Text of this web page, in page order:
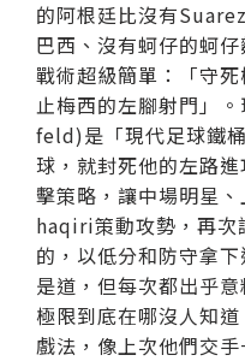
的阿根廷比沒有
巴西、沒有蚵仔的蚵
戰術超級簡單：「守
止梅西的左腳射門」
feld)是「現代足球鐵
球，就封死他的左路
擊策略，讓中場明星
haqiri策動攻勢，再次
的，以低分和防守拿
是道，但每次都出乎
極限到底在哪沒人知
戲法，像上次他們交手